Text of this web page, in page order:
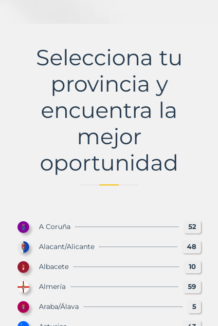
MurbalandsSelecciona tu
provincia y
encuentra la
mejor
oportunidad
A Coruña 52
Alacant/Alicante 48
Albacete 10
Almería 59
Araba/Álava 5